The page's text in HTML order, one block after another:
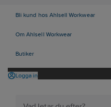
Bli kund hos Ahlsell Workwear
Om Ahlsell Workwear
Butiker
Logga in